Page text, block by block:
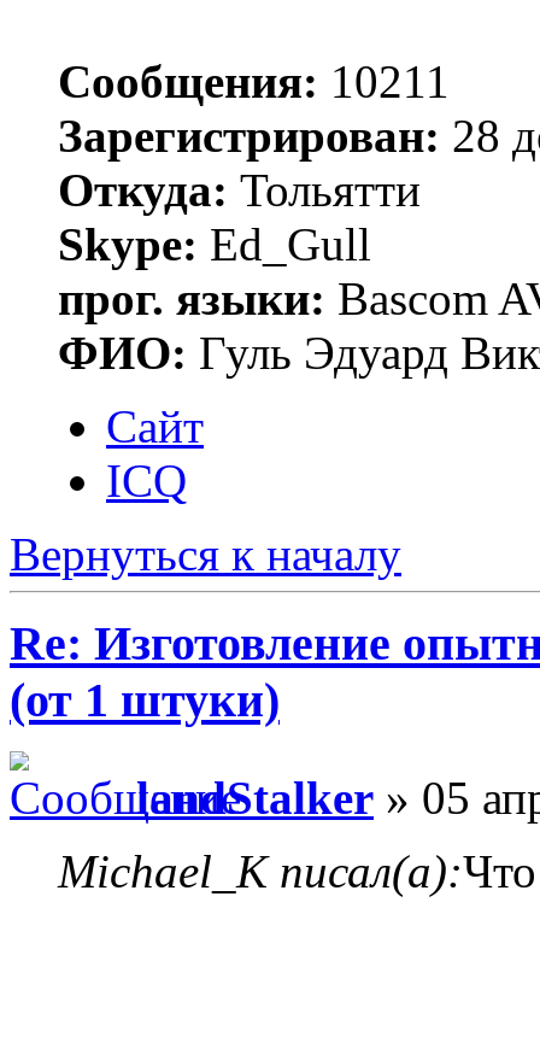
Сообщения: 10211
Зарегистрирован: 28
Откуда: Тольятти
Skype: Ed_Gull
прог. языки: Bascom
ФИО: Гуль Эдуард
Сайт
ICQ
Вернуться к началу
Re: Изготовление
(от 1 штуки)
landStalker » 05
Michael_K писал(а):